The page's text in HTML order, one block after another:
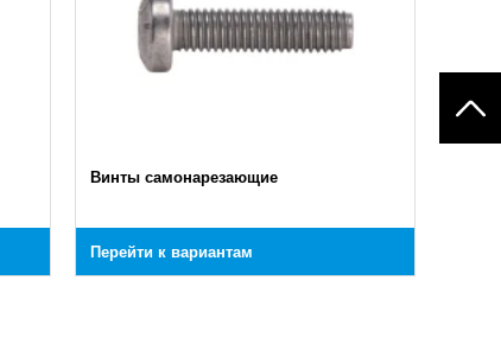
Винты самонарезающие
Перейти к вариантам